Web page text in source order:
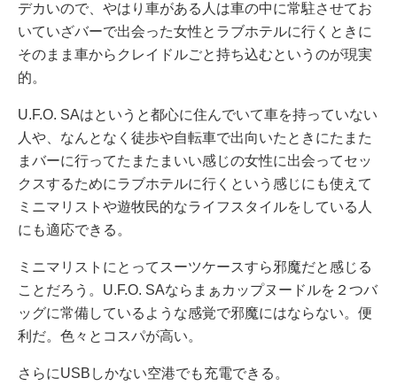
デカいので、やはり車がある人は車の中に常駐させてお
いていざバーで出会った女性とラブホテルに行くときに
そのまま車からクレイドルごと持ち込むというのが現実
的。
U.F.O. SAはというと都心に住んでいて車を持っていない
人や、なんとなく徒歩や自転車で出向いたときにたまた
まバーに行ってたまたまいい感じの女性に出会ってセッ
クスするためにラブホテルに行くという感じにも使えて
ミニマリストや遊牧民的なライフスタイルをしている人
にも適応できる。
ミニマリストにとってスーツケースすら邪魔だと感じる
ことだろう。U.F.O. SAならまぁカップヌードルを２つバ
ッグに常備しているような感覚で邪魔にはならない。便
利だ。色々とコスパが高い。
さらにUSBしかない空港でも充電できる。